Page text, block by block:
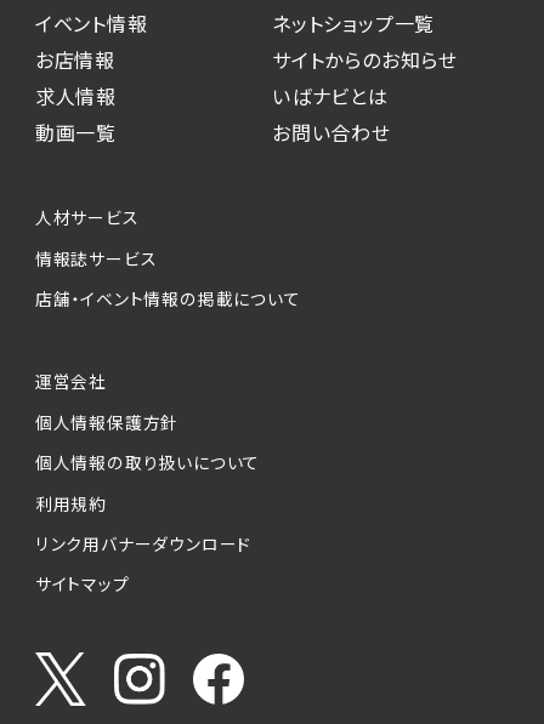
・本サービスを通じて求人広告に応募した際の
選考に関する連絡
・本サービスを通じて店舗への来店予約を登録
した際の内容確認、返答
本サービスが収集する個人情報は、ご本人の意
ービスの実施にあたりそれぞれ必要となる項目
を入力いただかない場合は、各々のサービスを
個人情報の第三者への提供について
当社は、以下の提供先に対して個人情報を提供
します。
(1)お客様が求人応募フォームより個人情報を
送信した事業主（広告主）への提供
お客様が求職活動・応募等を行った企業による
うやりとり・情報提供（採否・合否の検討を含み
ます）
イベント情報
お店情報
求人情報
動画一覧
ネットショップ一覧
サイトからのお知らせ
いばナビとは
お問い合わせ
人材サービス
情報誌サービス
店舗・イベント情報の掲載について
運営会社
個人情報保護方針
個人情報の取り扱いについて
利用規約
リンク用バナーダウンロード
サイトマップ